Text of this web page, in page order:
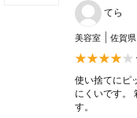
てら
美容室 佐賀県
使い捨てにピ
にくいです。
す。